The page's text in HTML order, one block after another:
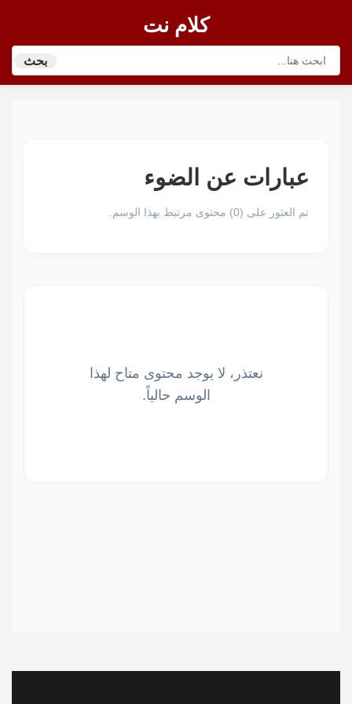
كلام نت
بحث
عبارات عن الضوء
تم العثور على (0) محتوى مرتبط بهذا الوسم.
نعتذر، لا يوجد محتوى متاح لهذا
الوسم حالياً.